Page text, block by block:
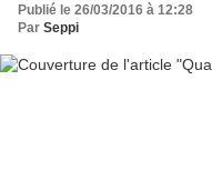
Publié le 26/03/2016 à 12:28
Par Seppi